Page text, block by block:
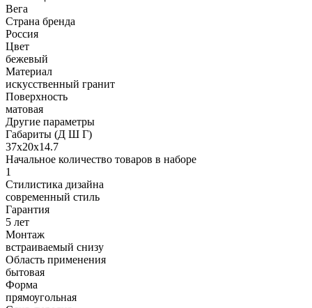
Вега
Страна бренда
Россия
Цвет
бежевый
Материал
искусственный гранит
Поверхность
матовая
Другие параметры
Габариты (Д Ш Г)
37х20х14.7
Начальное количество товаров в наборе
1
Стилистика дизайна
современный стиль
Гарантия
5 лет
Монтаж
встраиваемый снизу
Область применения
бытовая
Форма
прямоугольная